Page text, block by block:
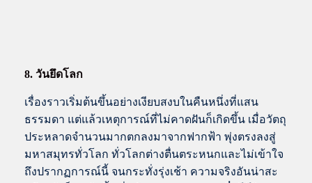
8. วันยึดโลก
เรื่องราวเริ่มต้นขึ้นอย่างเงียบสงบในคืนหนึ่งที่แสน
ธรรมดา แต่แล้วเหตุการณ์ที่ไม่คาดฝันก็เกิดขึ้น เมื่อวัตถุ
ประหลาดจำนวนมากตกลงมาจากฟากฟ้า พุ่งตรงลงสู่
มหาสมุทรทั่วโลก ทั่วโลกต่างตื่นตระหนกและไม่เข้าใจ
ถึงปรากฏการณ์นี้ จนกระทั่งรุ่งเช้า ความจริงอันน่าสะ